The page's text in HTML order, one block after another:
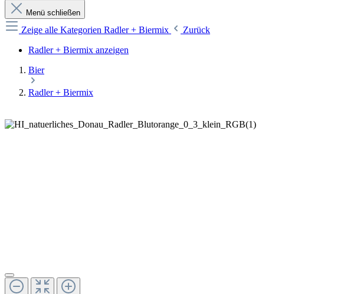
Menü schließen
Zeige alle Kategorien Radler + Biermix
Zurück
Radler + Biermix anzeigen
Bier
Radler + Biermix